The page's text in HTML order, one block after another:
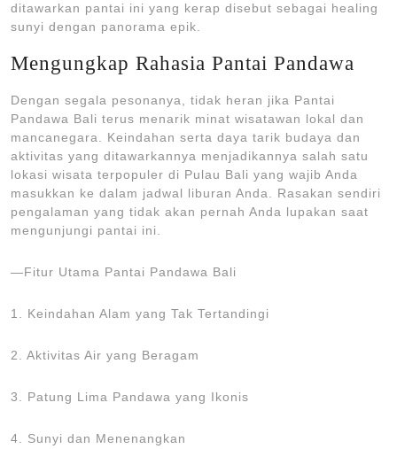
ditawarkan pantai ini yang kerap disebut sebagai healing
sunyi dengan panorama epik.
Mengungkap Rahasia Pantai Pandawa
Dengan segala pesonanya, tidak heran jika Pantai
Pandawa Bali terus menarik minat wisatawan lokal dan
mancanegara. Keindahan serta daya tarik budaya dan
aktivitas yang ditawarkannya menjadikannya salah satu
lokasi wisata terpopuler di Pulau Bali yang wajib Anda
masukkan ke dalam jadwal liburan Anda. Rasakan sendiri
pengalaman yang tidak akan pernah Anda lupakan saat
mengunjungi pantai ini.
—Fitur Utama Pantai Pandawa Bali
1. Keindahan Alam yang Tak Tertandingi
2. Aktivitas Air yang Beragam
3. Patung Lima Pandawa yang Ikonis
4. Sunyi dan Menenangkan